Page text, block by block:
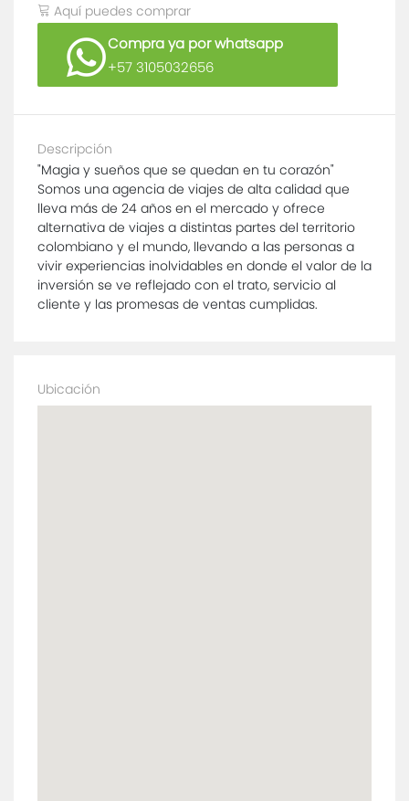
Aquí puedes comprar
Compra ya por whatsapp
+57 3105032656
Descripción
"Magia y sueños que se quedan en tu corazón"
Somos una agencia de viajes de alta calidad que
lleva más de 24 años en el mercado y ofrece
alternativa de viajes a distintas partes del territorio
colombiano y el mundo, llevando a las personas a
vivir experiencias inolvidables en donde el valor de la
inversión se ve reflejado con el trato, servicio al
cliente y las promesas de ventas cumplidas.
Ubicación